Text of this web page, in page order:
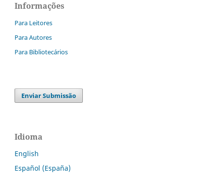
Informações
Para Leitores
Para Autores
Para Bibliotecários
Enviar Submissão
Idioma
English
Español (España)